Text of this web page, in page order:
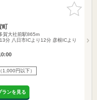
お気に入
りに追加
町
賀大社前駅865m
分 八日市ICより12分 彦根ICより
1,000円以下）
ランを見る